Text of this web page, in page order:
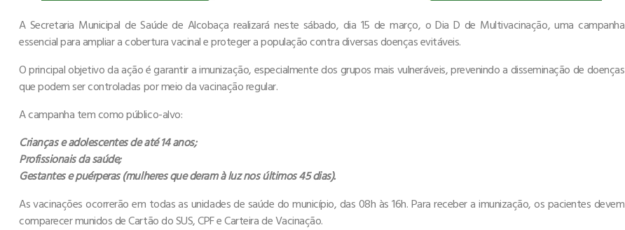
A Secretaria Municipal de Saúde de Alcobaça realizará neste sábado, dia 15 de março, o Dia D de Multivacinação, uma campanha
essencial para ampliar a cobertura vacinal e proteger a população contra diversas doenças evitáveis.
O principal objetivo da ação é garantir a imunização, especialmente dos grupos mais vulneráveis, prevenindo a disseminação de doenças
que podem ser controladas por meio da vacinação regular.
A campanha tem como público-alvo:
Crianças e adolescentes de até 14 anos;
Profissionais da saúde;
Gestantes e puérperas (mulheres que deram à luz nos últimos 45 dias).
As vacinações ocorrerão em todas as unidades de saúde do município, das 08h às 16h. Para receber a imunização, os pacientes devem
comparecer munidos de Cartão do SUS, CPF e Carteira de Vacinação.